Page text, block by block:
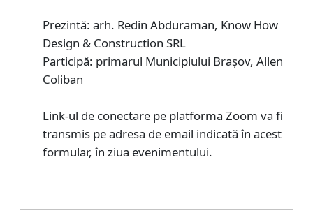
Prezintă: arh. Redin Abduraman, Know How
Design & Construction SRL
Participă: primarul Municipiului Brașov, Allen
Coliban
Link-ul de conectare pe platforma Zoom va fi
transmis pe adresa de email indicată în acest
formular, în ziua evenimentului.